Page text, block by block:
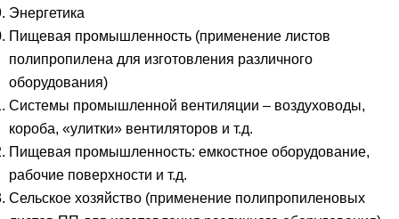
Энергетика
Пищевая промышленность (применение листов
полипропилена для изготовления различного
оборудования)
Системы промышленной вентиляции – воздуховоды,
короба, «улитки» вентиляторов и т.д.
Пищевая промышленность: емкостное оборудование,
рабочие поверхности и т.д.
Сельское хозяйство (применение полипропиленовых